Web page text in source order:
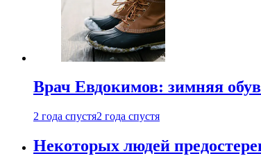
Врач Евдокимов: зимняя
2 года спустя2 года спустя
Некоторых людей